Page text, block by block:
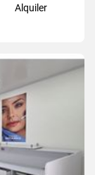
Alquiler